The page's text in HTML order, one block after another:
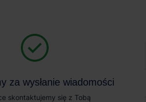
za wysłanie wiadomości
skontaktujemy się z Tobą
za wysłanie wiadomości
skontaktujemy się z Tobą